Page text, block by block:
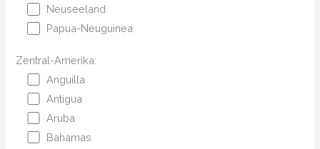
Neuseeland
Papua-Neuguinea
Zentral-Amerika:
Anguilla
Antigua
Aruba
Bahamas